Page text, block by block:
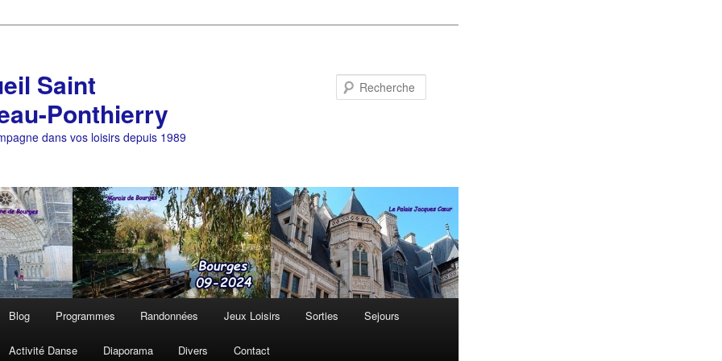
Saint
Ponthierry
dans vos loisirs depuis 1989
Blog Programmes Randonnées Jeux Loisirs Sorties Sejours
Activité Danse Diaporama Divers Contact